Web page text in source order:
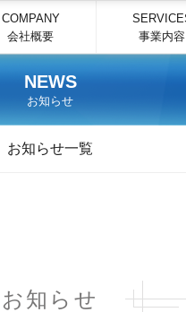
COMPANY
会社概要
事業内容
NEWS
お知らせ
お知らせ一覧
お知らせ